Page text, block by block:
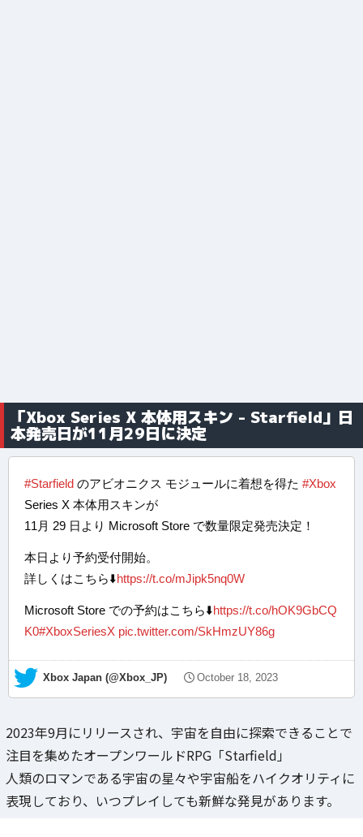
「Xbox Series X 本体用スキン - Starfield」日
本発売日が11月29日に決定
#Starfield のアビオニクス モジュールに着想を得た #Xbox
Series X 本体用スキンが
11月 29 日より Microsoft Store で数量限定発売決定！
本日より予約受付開始。
詳しくはこちら⬇️https://t.co/mJipk5nq0W
Microsoft Store での予約はこちら⬇️https://t.co/hOK9GbCQ
K0#XboxSeriesX pic.twitter.com/SkHmzUY86g
— Xbox Japan (@Xbox_JP) October 18, 2023
2023年9月にリリースされ、宇宙を自由に探索できることで
注目を集めたオープンワールドRPG「Starfield」
人類のロマンである宇宙の星々や宇宙船をハイクオリティに
表現しており、いつプレイしても新鮮な発見があります。